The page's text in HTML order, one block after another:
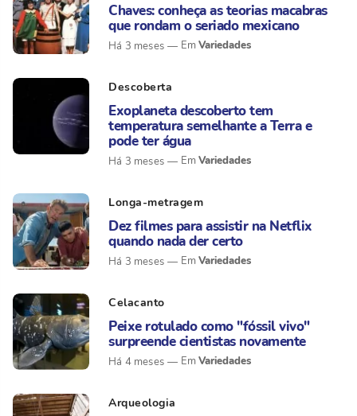
Chaves: conheça as teorias macabras
que rondam o seriado mexicano
Há 3 meses Variedades
Descoberta
Exoplaneta descoberto tem
temperatura semelhante a Terra e
pode ter água
Há 3 meses Variedades
Longa-metragem
Dez filmes para assistir na Netflix
quando nada der certo
Há 3 meses Variedades
Celacanto
Peixe rotulado como "fóssil vivo"
surpreende cientistas novamente
Há 4 meses Variedades
Arqueologia